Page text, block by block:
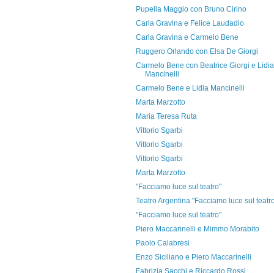
Pupella Maggio con Bruno Cirino
Carla Gravina e Felice Laudadio
Carla Gravina e Carmelo Bene
Ruggero Orlando con Elsa De Giorgi
Carmelo Bene con Beatrice Giorgi e Lidia
Mancinelli
Carmelo Bene e Lidia Mancinelli
Marta Marzotto
Maria Teresa Ruta
Vittorio Sgarbi
Vittorio Sgarbi
Vittorio Sgarbi
Marta Marzotto
"Facciamo luce sul teatro"
Teatro Argentina "Facciamo luce sul
"Facciamo luce sul teatro"
Piero Maccarinelli e Mimmo Morabito
Paolo Calabresi
Enzo Siciliano e Piero Maccarinelli
Fabrizia Sacchi e Riccardo Rossi